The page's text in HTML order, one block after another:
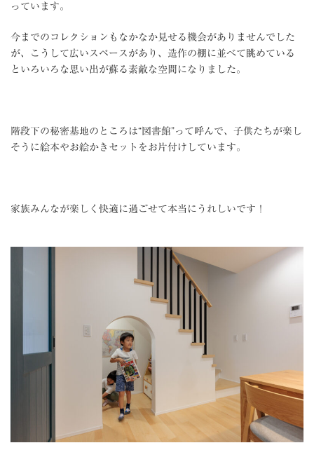
っています。
今までのコレクションもなかなか見せる機会がありませんでした
が、こうして広いスペースがあり、造作の棚に並べて眺めている
といろいろな思い出が蘇る素敵な空間になりました。
階段下の秘密基地のところは“図書館”って呼んで、子供たちが楽し
そうに絵本やお絵かきセットをお片付けしています。
家族みんなが楽しく快適に過ごせて本当にうれしいです！